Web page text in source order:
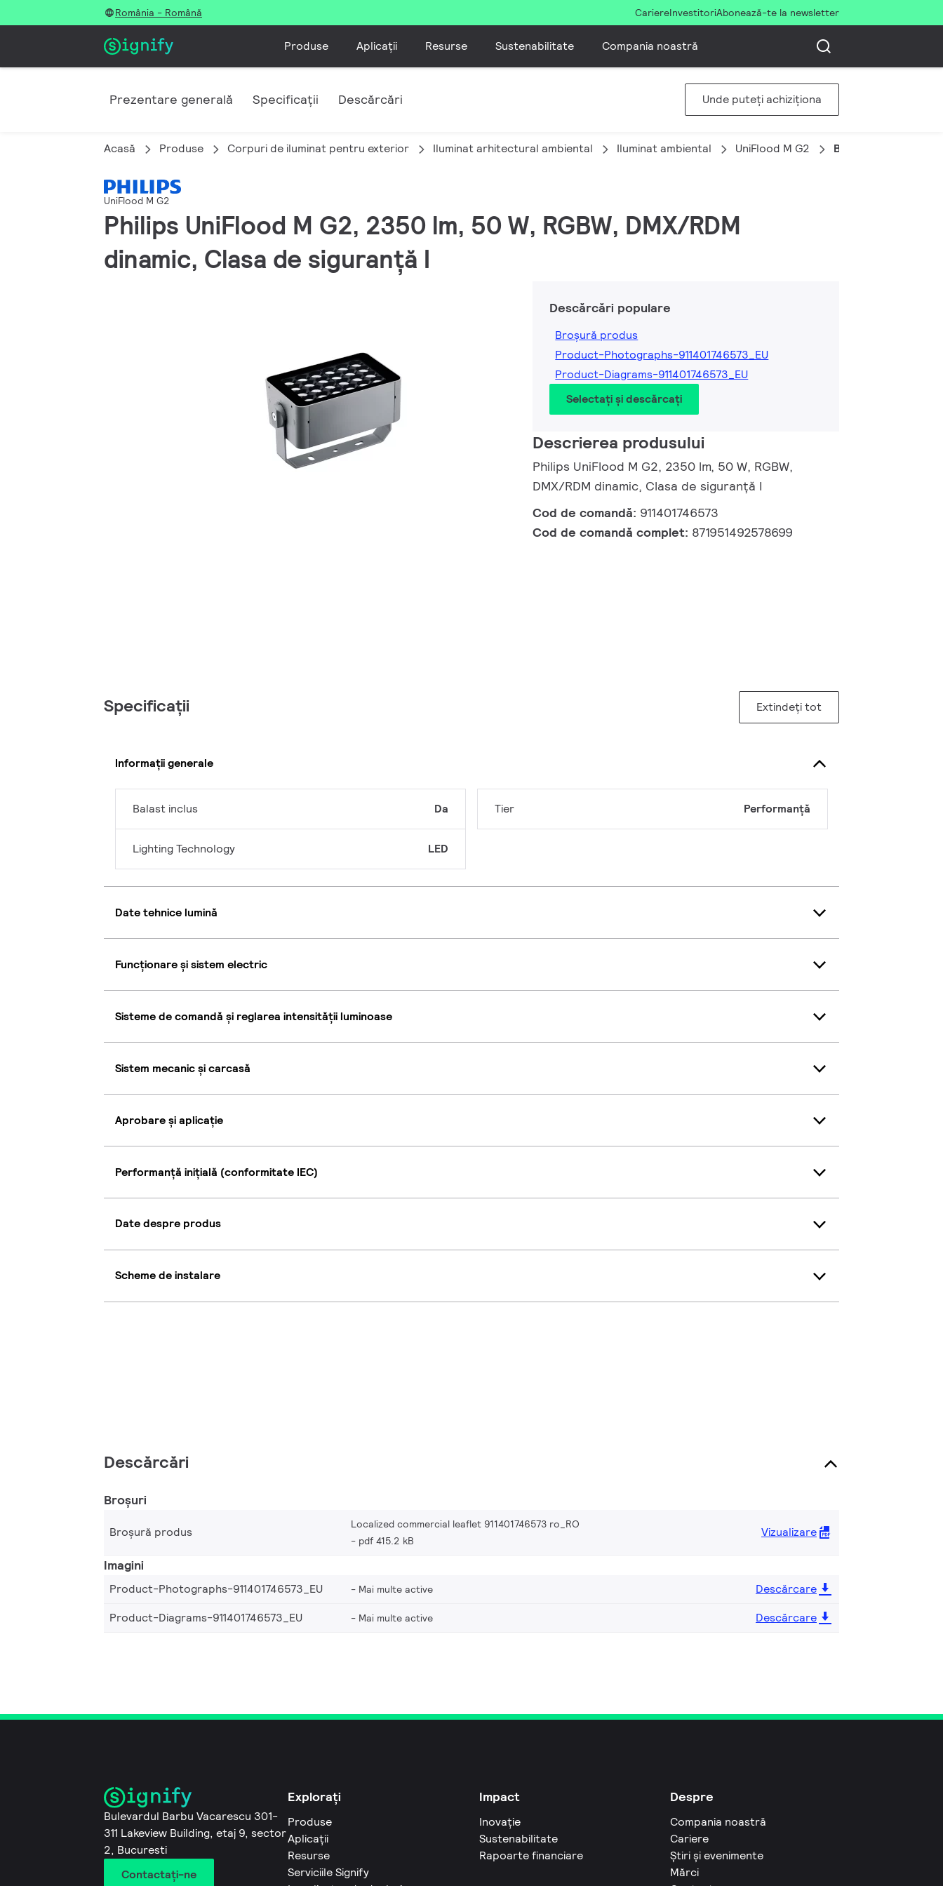
România - Română CariereInvestitoriAbonează-te la newsletter
Produse Aplicații Resurse Sustenabilitate Compania noastră
Prezentare generală Specificații Descărcări Unde puteți achiziționa
Acasă Produse Corpuri de iluminat pentru exterior Iluminat arhitectural ambiental Iluminat ambiental UniFlood M G2 BVP353 24LED
UniFlood M G2
Philips UniFlood M G2, 2350 lm, 50 W, RGBW, DMX/RDM
dinamic, Clasa de siguranță I
Descărcări populare
Broșură produs
Product-Photographs-911401746573_EU
Product-Diagrams-911401746573_EU
Selectați și descărcați
Descrierea produsului
Philips UniFlood M G2, 2350 lm, 50 W, RGBW,
DMX/RDM dinamic, Clasa de siguranță I
Cod de comandă: 911401746573
Cod de comandă complet: 871951492578699
Specificații Extindeți tot
Informații generale
Balast inclus Da
Lighting Technology LED
Tier Performanță
Date tehnice lumină
Funcționare și sistem electric
Sisteme de comandă și reglarea intensității luminoase
Sistem mecanic și carcasă
Aprobare și aplicație
Performanță inițială (conformitate IEC)
Date despre produs
Scheme de instalare
Descărcări
Broșuri
Broșură produs
Localized commercial leaflet 911401746573 ro_RO
pdf 415.2 kB
Vizualizare
Imagini
Product-Photographs-911401746573_EU Mai multe active
Descărcare
Product-Diagrams-911401746573_EU
Mai multe active Descărcare
Bulevardul Barbu Vacarescu 301-
311 Lakeview Building, etaj 9, sector
2, Bucuresti
Contactaţi-ne
Explorați
Produse
Aplicații
Resurse
Serviciile Signify
Impact
Inovație
Sustenabilitate
Rapoarte financiare
Despre
Compania noastră
Cariere
Știri și evenimente
Mărci